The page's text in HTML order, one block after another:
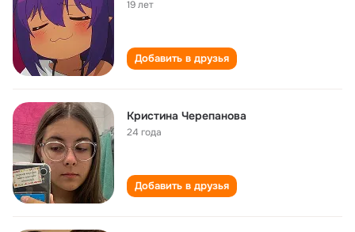
19 лет
Добавить в друзья
Кристина Черепанова
24 года
Добавить в друзья